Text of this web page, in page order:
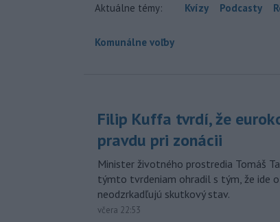
Aktuálne témy: Kvízy Podcasty
Komunálne voľby
Filip Kuffa tvrdí, že
pravdu pri zonácii
Minister životného prostredia Tomáš
týmto tvrdeniam ohradil s tým, že ide
neodzrkadľujú skutkový stav.
včera 22:53